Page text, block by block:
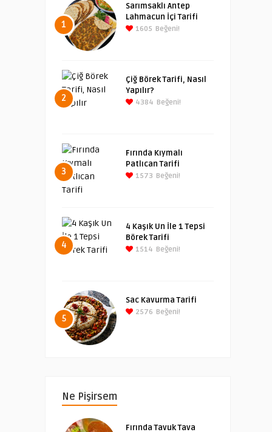
1
Sarımsaklı Antep
Lahmacun İçi Tarifi
1605 Beğeni!
2
Çiğ Börek Tarifi, Nasıl
Yapılır?
4384 Beğeni!
3
Fırında Kıymalı
Patlıcan Tarifi
1573 Beğeni!
4
4 Kaşık Un İle 1 Tepsi
Börek Tarifi
1514 Beğeni!
5
Sac Kavurma Tarifi
2576 Beğeni!
Ne Pişirsem
Fırında Tavuk Tava